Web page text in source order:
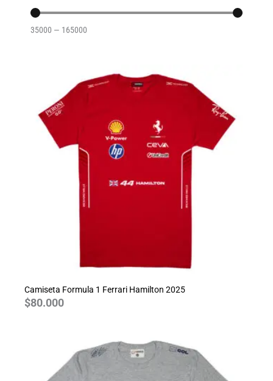
35000 — 165000
Camiseta Formula 1 Ferrari Hamilton 2025
$80.000